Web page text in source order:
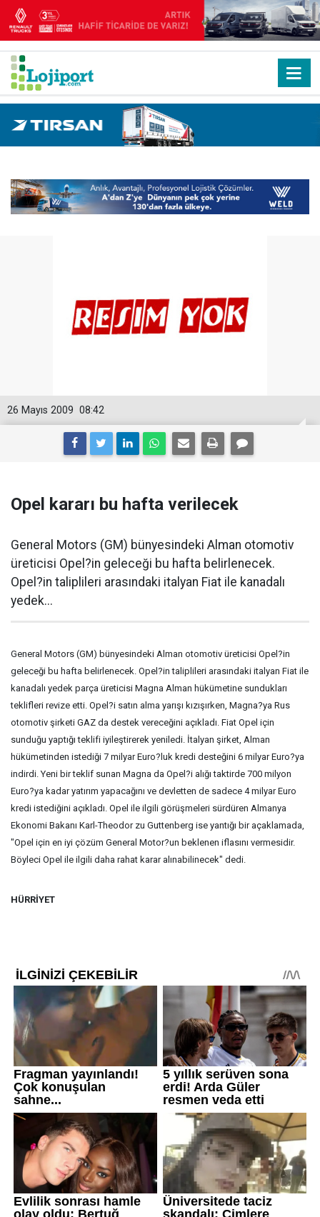
08:42
26 Mayıs 2009
Opel kararı bu hafta verilecek
General Motors (GM) bünyesindeki Alman otomotiv
üreticisi Opel?in geleceği bu hafta belirlenecek.
Opel?in taliplileri arasındaki italyan Fiat ile kanadalı
yedek...
General Motors (GM) bünyesindeki Alman otomotiv üreticisi Opel?in
geleceği bu hafta belirlenecek. Opel?in taliplileri arasındaki italyan Fiat ile
kanadalı yedek parça üreticisi Magna Alman hükümetine sundukları
teklifleri revize etti. Opel?i satın alma yarışı kızışırken, Magna?ya Rus
otomotiv şirketi GAZ da destek vereceğini açıkladı. Fiat Opel için
sunduğu yaptığı teklifi iyileştirerek yeniledi. İtalyan şirket, Alman
hükümetinden istediği 7 milyar Euro?luk kredi desteğini 6 milyar Euro?ya
indirdi. Yeni bir teklif sunan Magna da Opel?i alığı taktirde 700 milyon
Euro?ya kadar yatırım yapacağını ve devletten de sadece 4 milyar Euro
kredi istediğini açıkladı. Opel ile ilgili görüşmeleri sürdüren Almanya
Ekonomi Bakanı Karl-Theodor zu Guttenberg ise yantığı bir açaklamada,
"Opel için en iyi çözüm General Motor?un beklenen iflasını vermesidir.
Böyleci Opel ile ilgili daha rahat karar alınabilinecek" dedi.
HÜRRİYET